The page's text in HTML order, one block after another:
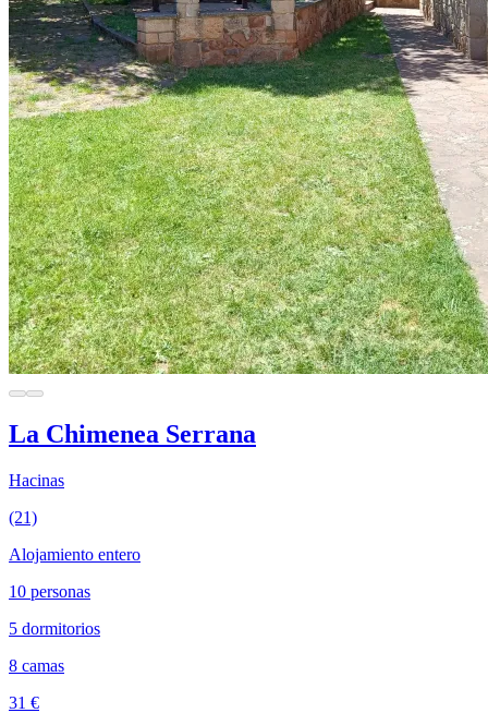
La Chimenea Serrana
Hacinas
(21)
Alojamiento entero
10 personas
5 dormitorios
8 camas
31 €